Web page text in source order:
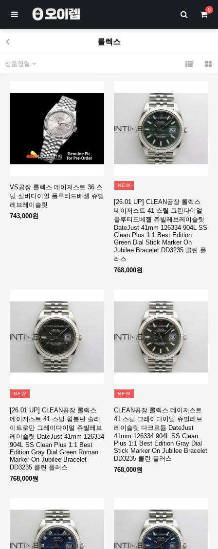
0
롤렉스
상품정렬
VS공장 롤렉스 데이저스트 36 스
틸 실버다이얼 플루티드베젤 쥬빌
레브레이슬릿
743,000원
NEW
[26.01 UP] CLEAN공장 롤렉스
데이저스트 41 스틸 그린다이얼
플루티드베젤 쥬빌레브레이슬릿
DateJust 41mm 126334 904L SS
Clean Plus 1:1 Best Edition
Green Dial Stick Marker On
Jubilee Bracelet DD3235 클린 플
러스
768,000원
NEW
[26.01 UP] CLEAN공장 롤렉스
데이저스트 41 스틸 윔블던 슬레
이트로만 그레이다이얼 쥬빌레브
레이슬릿 DateJust 41mm 126334
904L SS Clean Plus 1:1 Best
Edition Gray Dial Green Roman
Marker On Jubilee Bracelet
DD3235 클린 플러스
768,000원
NEW
CLEAN공장 롤렉스 데이저스트
41 스틸 그레이다이얼 쥬빌레브
레이슬릿 다크로듐 DateJust
41mm 126334 904L SS Clean
Plus 1:1 Best Edition Gray Dial
Stick Marker On Jubilee Bracelet
DD3235 클린 플러스
768,000원